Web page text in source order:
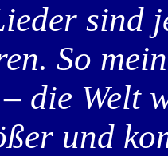
sind
So
die Welt
und